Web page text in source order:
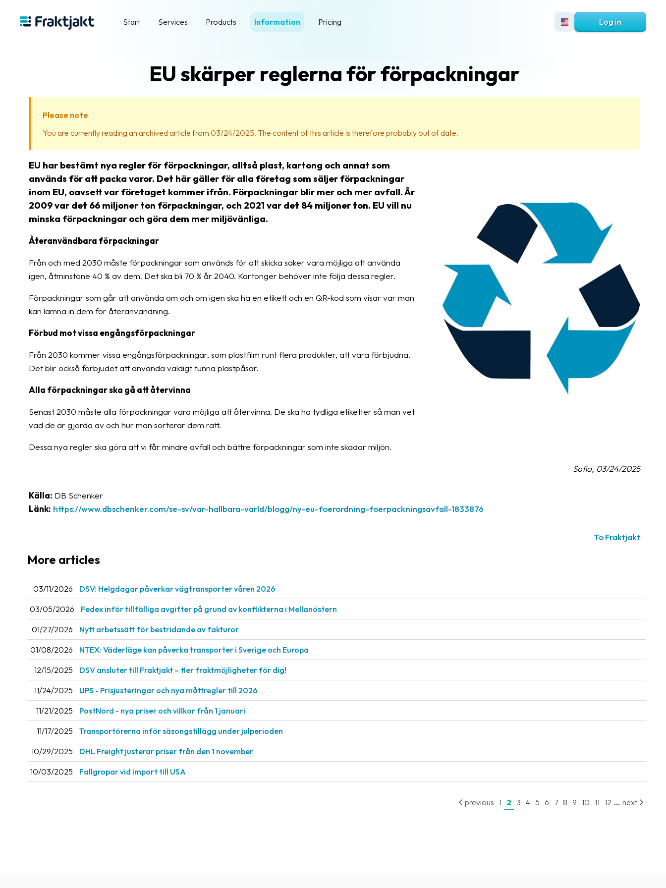
Start Services Products Information Pricing Log in
EU skärper reglerna för förpackningar
Please note
You are currently reading an archived article from 03/24/2025. The content of this article is therefore probably out of date.
EU har bestämt nya regler för förpackningar, alltså plast, kartong och annat som
används för att packa varor. Det här gäller för alla företag som säljer förpackningar
inom EU, oavsett var företaget kommer ifrån. Förpackningar blir mer och mer avfall. År
2009 var det 66 miljoner ton förpackningar, och 2021 var det 84 miljoner ton. EU vill nu
minska förpackningar och göra dem mer miljövänliga.
Återanvändbara förpackningar
Från och med 2030 måste förpackningar som används för att skicka saker vara möjliga att använda
igen, åtminstone 40 % av dem. Det ska bli 70 % år 2040. Kartonger behöver inte följa dessa regler.
Förpackningar som går att använda om och om igen ska ha en etikett och en QR-kod som visar var man
kan lämna in dem för återanvändning.
Förbud mot vissa engångsförpackningar
Från 2030 kommer vissa engångsförpackningar, som plastfilm runt flera produkter, att vara förbjudna.
Det blir också förbjudet att använda väldigt tunna plastpåsar.
Alla förpackningar ska gå att återvinna
Senast 2030 måste alla förpackningar vara möjliga att återvinna. De ska ha tydliga etiketter så man vet
vad de är gjorda av och hur man sorterar dem rätt.
Dessa nya regler ska göra att vi får mindre avfall och bättre förpackningar som inte skadar miljön.
Sofia, 03/24/2025
Källa: DB Schenker
Länk: https://www.dbschenker.com/se-sv/var-hallbara-varld/blogg/ny-eu-foerordning-foerpackningsavfall-1833876
To Fraktjakt
More articles
03/11/2026 DSV: Helgdagar påverkar vägtransporter våren 2026
03/05/2026 Fedex inför tillfälliga avgifter på grund av konflikterna i Mellanöstern
01/27/2026 Nytt arbetssätt för bestridande av fakturor
01/08/2026 NTEX: Väderläge kan påverka transporter i Sverige och Europa
12/15/2025 DSV ansluter till Fraktjakt – fler fraktmöjligheter för dig!
11/24/2025 UPS - Prisjusteringar och nya måttregler till 2026
11/21/2025 PostNord - nya priser och villkor från 1 januari
11/17/2025 Transportörerna inför säsongstillägg under julperioden
10/29/2025 DHL Freight justerar priser från den 1 november
10/03/2025 Fallgropar vid import till USA
previous 1 2 3 4 5 6 7 8 9 10 11 12 ... next